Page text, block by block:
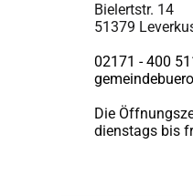
Bielertstr. 14
51379
02171 - 400
Die
dienstags bis